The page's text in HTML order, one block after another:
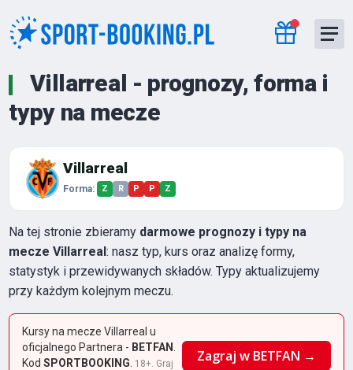
Villarreal - prognozy, forma i
typy na mecze
Villarreal
Forma: Z R P P Z
Na tej stronie zbieramy darmowe prognozy i typy na
mecze Villarreal: nasz typ, kurs oraz analizę formy,
statystyk i przewidywanych składów. Typy aktualizujemy
przy każdym kolejnym meczu.
Kursy na mecze Villarreal u
oficjalnego Partnera - BETFAN
KodSPORTBOOKING 18+. Graj
Zagraj w BETFAN →